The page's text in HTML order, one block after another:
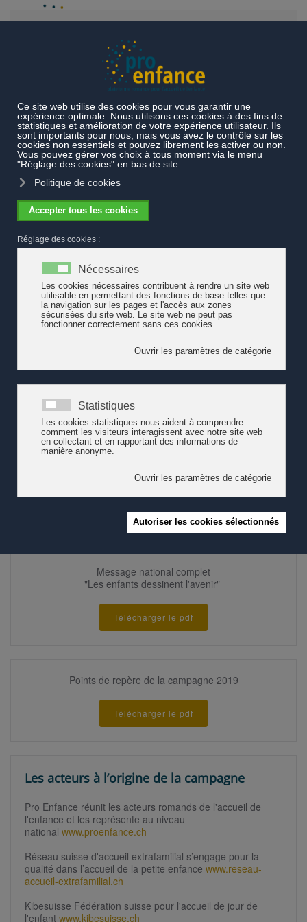
Projets réalisés
l'avenir
Bilan de la campagne « Les enfants dessinent l'avenir
» et de la Journée d'action suisse du 16 novembre 2019
Bilan de la campagne « Les enfants
dessinent l'avenir » et de la Journée
d'action suisse du 16 novembre 2019
Bilan de la campagne de sensibilisation « Les enfants dessinent
novembre 2019. Une première une première étape clé destinée à
terme à introduire un nouvel article constitutionnel traduisant des
objectifs communs.
Télécharger le bilan de pro enfancepro enfance (05.06.2020)
Les objectifs de la campagne "Les
enfants dessinent l'avenir"
Les enfants ont besoin de leur famille et du soutien de la
société Nous demandons plus d’investissements dans
l’encouragement et l’accueil des enfants dès la naissance,
Message national complet
"Les enfants dessinent l'avenir"
Télécharger le pdf
Points de repère de la campagne 2019
Télécharger le pdf
Les acteurs à l’origine de la campagne
Pro Enfance réunit les acteurs romands de l'accueil de
l'enfance et les représente au niveau
national www.proenfance.ch
Réseau suisse d'accueil extrafamilial s’engage pour la
qualité dans l’accueil de la petite enfance www.reseau-
accueil-extrafamilial.ch
Kibesuisse Fédération suisse pour l'accueil de jour de
l'enfant www.kibesuisse.ch